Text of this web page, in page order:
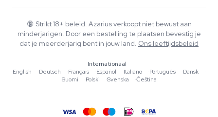
Veelgestelde vragen
Privacybeleid
Wiki
Muziek
Redactionele normen
Tools & Calculators
🔞 Strikt 18+ beleid. Azarius verkoopt niet bewust aan
minderjarigen. Door een bestelling te plaatsen bevestig je
dat je meerderjarig bent in jouw land. Ons leeftijdsbeleid
Internationaal
English
·Deutsch ·Français ·Español ·Italiano ·Português ·Dansk
·
Suomi
·Polski ·Svenska ·Čeština